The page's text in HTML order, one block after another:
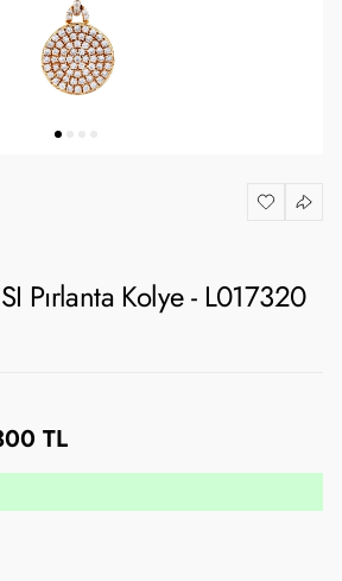
Pırlanta Kolye - L017320
TL